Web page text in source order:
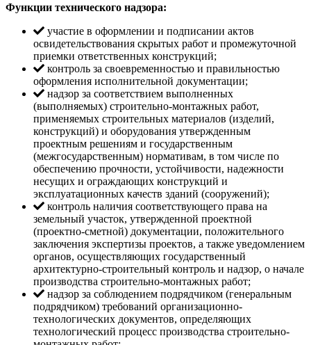
Функции технического надзора:
участие в оформлении и подписании актов
освидетельствования скрытых работ и промежуточной
приемки ответственных конструкций;
контроль за своевременностью и правильностью
оформления исполнительной документации;
надзор за соответствием выполненных
(выполняемых) строительно-монтажных работ,
применяемых строительных материалов (изделий,
конструкций) и оборудования утвержденным
проектным решениям и государственным
(межгосударственным) нормативам, в том числе по
обеспечению прочности, устойчивости, надежности
несущих и ограждающих конструкций и
эксплуатационных качеств зданий (сооружений);
контроль наличия соответствующего права на
земельный участок, утвержденной проектной
(проектно-сметной) документации, положительного
заключения экспертизы проектов, а также уведомлением
органов, осуществляющих государственный
архитектурно-строительный контроль и надзор, о начале
производства строительно-монтажных работ;
надзор за соблюдением подрядчиком (генеральным
подрядчиком) требований организационно-
технологических документов, определяющих
технологический процесс производства строительно-